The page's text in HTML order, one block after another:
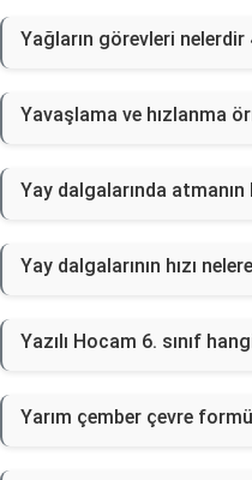
Yağların görevleri nelerdir
Yavaşlama ve hızlanma
Yay dalgalarında atmanın
Yay dalgalarının hızı
Yazılı Hocam 6. sınıf
Yarım çember çevre